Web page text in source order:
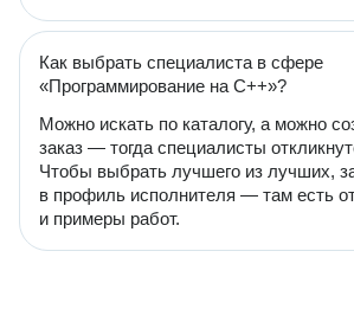
Как выбрать специалиста в сфере
«Программирование на C++»?
Можно искать по каталогу, а можно
заказ — тогда специалисты
Чтобы выбрать лучшего из лучших,
в профиль исполнителя — там есть
и примеры работ.